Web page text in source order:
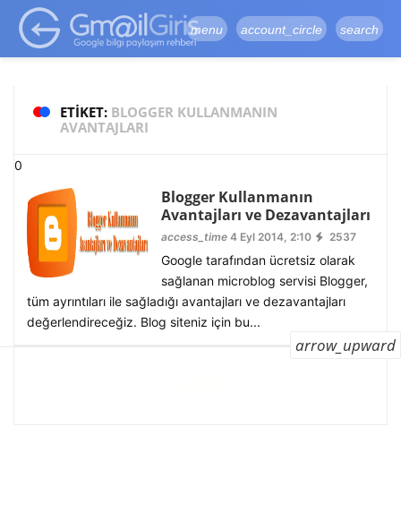
google-site-
verification=vqSI0upH550kabR5X8xpjMYieaXmuBueYgCJBW3uetM
menu account_circle search
ETIKET: BLOGGER KULLANMANIN
AVANTAJLARI
0
Blogger Kullanmanın
Avantajları ve Dezavantajları
access_time4 Eyl 2014, 2:10 2537
Google tarafından ücretsiz olarak
sağlanan microblog servisi Blogger,
tüm ayrıntıları ile sağladığı avantajları ve dezavantajları
değerlendireceğiz. Blog siteniz için bu...
arrow_upward